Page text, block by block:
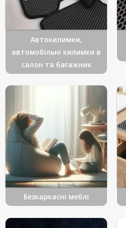
Автокилимки,
автомобільні килимки в
салон та багажник
Безкаркасні меблі